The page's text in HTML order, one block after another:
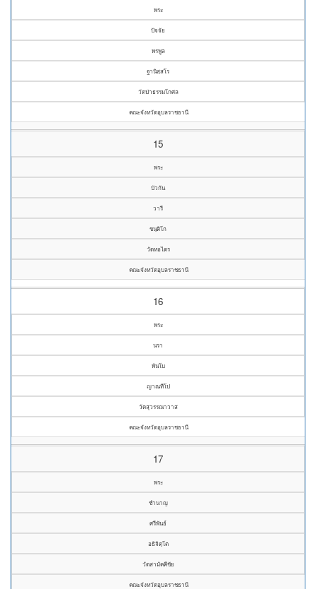
พระ
ปัจจัย
พรพูล
ฐานิสฺสโร
วัดป่าธรรมโกศล
คณะจังหวัดอุบลราชธานี
15
พระ
บัวกัน
วารี
ขนฺติโก
วัดหอไตร
คณะจังหวัดอุบลราชธานี
16
พระ
นรา
พันโบ
ญาณทีโป
วัดสุวรรณาวาส
คณะจังหวัดอุบลราชธานี
17
พระ
ชำนาญ
ศรีพันธ์
อธิจิตฺโต
วัดสามัคคีชัย
คณะจังหวัดอุบลราชธานี